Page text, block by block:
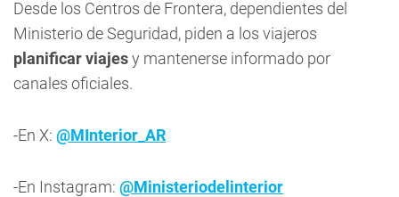
Desde los Centros de Frontera, dependientes del
Ministerio de Seguridad, piden a los viajeros
planificar viajesy mantenerse informado por
canales oficiales.
-En X: @MInterior_AR
-En Instagram: @Ministeriodelinterior